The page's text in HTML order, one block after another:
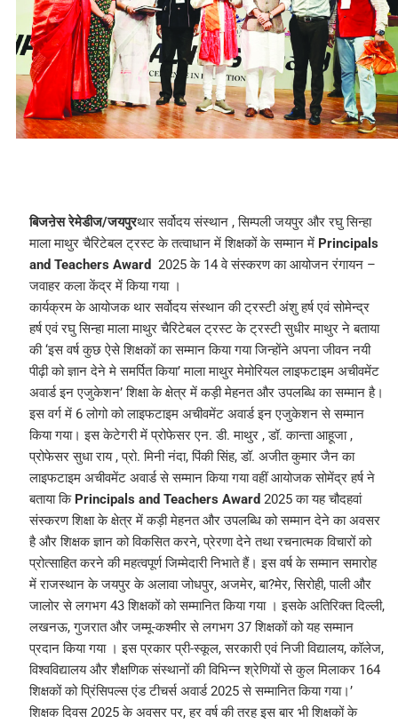
बिजऩेस रेमेडीज/जयपुरथार सर्वोदय संस्थान , सिम्पली जयपुर और रघु सिन्हा
माला माथुर चैरिटेबल ट्रस्ट के तत्वाधान में शिक्षकों के सम्मान में Principals
and Teachers Award 2025 के 14 वे संस्करण का आयोजन रंगायन –
जवाहर कला केंद्र में किया गया ।
कार्यक्रम के आयोजक थार सर्वोदय संस्थान की ट्रस्टी अंशु हर्ष एवं सोमेन्द्र
हर्ष एवं रघु सिन्हा माला माथुर चैरिटेबल ट्रस्ट के ट्रस्टी सुधीर माथुर ने बताया
की ‘इस वर्ष कुछ ऐसे शिक्षकों का सम्मान किया गया जिन्होंने अपना जीवन नयी
पीढ़ी को ज्ञान देने मे समर्पित किया’ माला माथुर मेमोरियल लाइफटाइम अचीवमेंट
अवार्ड इन एजुकेशन’ शिक्षा के क्षेत्र में कड़ी मेहनत और उपलब्धि का सम्मान है।
इस वर्ग में 6 लोगो को लाइफटाइम अचीवमेंट अवार्ड इन एजुकेशन से सम्मान
किया गया। इस केटेगरी में प्रोफेसर एन. डी. माथुर , डॉ. कान्ता आहूजा ,
प्रोफेसर सुधा राय , प्रो. मिनी नंदा, पिंकी सिंह, डॉ. अजीत कुमार जैन का
लाइफटाइम अचीवमेंट अवार्ड से सम्मान किया गया वहीं आयोजक सोमेंद्र हर्ष ने
बताया कि Principals and Teachers Award 2025 का यह चौदहवां
संस्करण शिक्षा के क्षेत्र में कड़ी मेहनत और उपलब्धि को सम्मान देने का अवसर
है और शिक्षक ज्ञान को विकसित करने, प्रेरणा देने तथा रचनात्मक विचारों को
प्रोत्साहित करने की महत्वपूर्ण जिम्मेदारी निभाते हैं। इस वर्ष के सम्मान समारोह
में राजस्थान के जयपुर के अलावा जोधपुर, अजमेर, बा?मेर, सिरोही, पाली और
जालोर से लगभग 43 शिक्षकों को सम्मानित किया गया । इसके अतिरिक्त दिल्ली,
लखनऊ, गुजरात और जम्मू-कश्मीर से लगभग 37 शिक्षकों को यह सम्मान
प्रदान किया गया । इस प्रकार प्री-स्कूल, सरकारी एवं निजी विद्यालय, कॉलेज,
विश्वविद्यालय और शैक्षणिक संस्थानों की विभिन्न श्रेणियों से कुल मिलाकर 164
शिक्षकों को प्रिंसिपल्स एंड टीचर्स अवार्ड 2025 से सम्मानित किया गया।’
शिक्षक दिवस 2025 के अवसर पर, हर वर्ष की तरह इस बार भी शिक्षकों के